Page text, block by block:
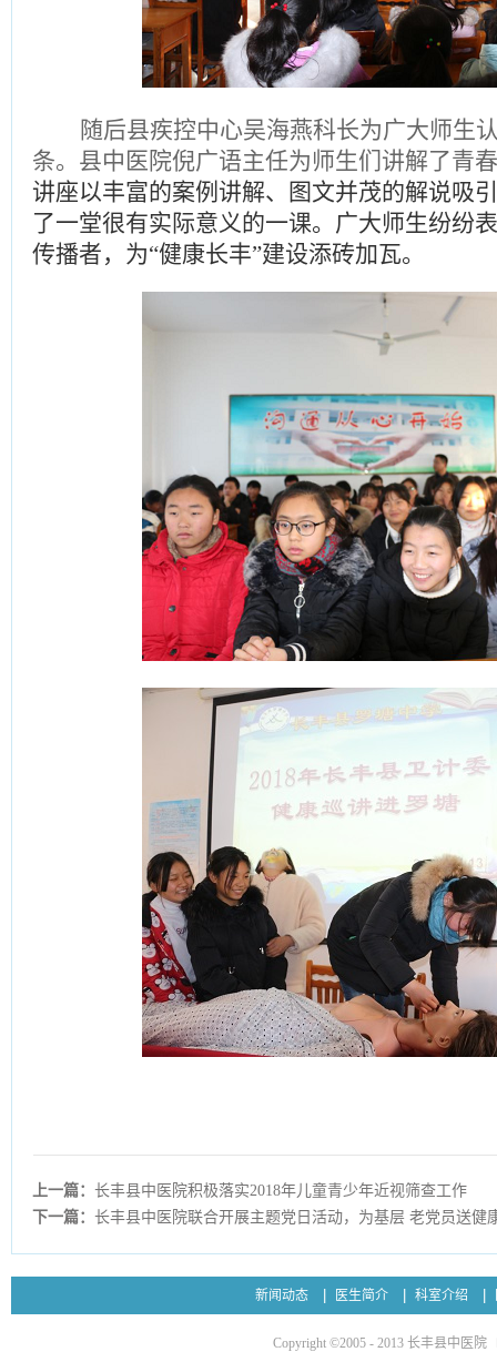
随后县疾控中心吴海燕科长为广大师生
条。县中医院倪广语主任为师生们讲解了青
讲座以丰富的案例讲解、图文并茂的解说吸
了一堂很有实际意义的一课。广大师生纷纷
传播者，为“健康长丰”建设添砖加瓦。
上一篇：长丰县中医院积极落实2018年儿童青少年近视筛查工作
下一篇：长丰县中医院联合开展主题党日活动，为基层 老党员送健
新闻动态 医生简介 科室介绍
Copyright ©2005 - 2013 长丰县中医院